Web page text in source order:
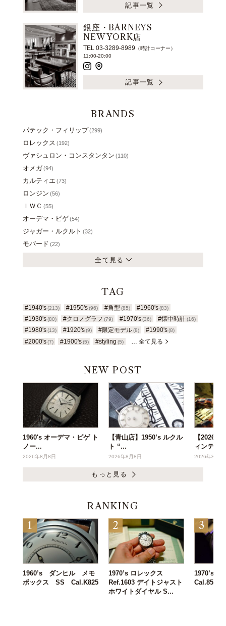
記事一覧
銀座・BARNEYS
NEW YORK店
TEL 03-3289-8989 （時計コーナー）
11:00-20:00
記事一覧
BRANDS
パテック・フィリップ(299)
ロレックス (192)
ヴァシュロン・コンスタンタン (110)
オメガ(94)
カルティエ (73)
ロンジン (56)
ＩＷＣ (55)
オーデマ・ピゲ(54)
ジャガー・ルクルト (32)
モバード (22)
全て見る
TAG
#1940's (213) #1950's(96) #角型 (85) #1960's (83)
#1930's (80) #クロノグラフ (79) #1970's(36) #懐中時計 (16)
#1980's (13) #1920's(9) #限定モデル(8) #1990's (8)
#2000's (7) #1900's(5) #styling (5) … 全て見る
NEW POST
1960's オーデマ・ピゲ ト
ノー...
2026年8月8日
【青山店】1950’s ルクル
ト “...
2026年8月8日
【2026年
ィンテー...
2026年8月6
もっと見る
RANKING
1960’s ダンヒル メモ
ボックス SS Cal.K825
1970’s ロレックス
Ref.1603 デイトジャスト
ホワイトダイヤル S...
1970’s